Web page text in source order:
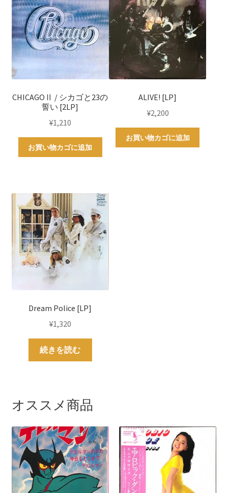
CHICAGOⅡ / シカゴと23の
誓い [2LP]
¥1,210
お買い物カゴに追加
ALIVE! [LP]
¥2,200
お買い物カゴに追加
Dream Police [LP]
¥1,320
続きを読む
オススメ商品